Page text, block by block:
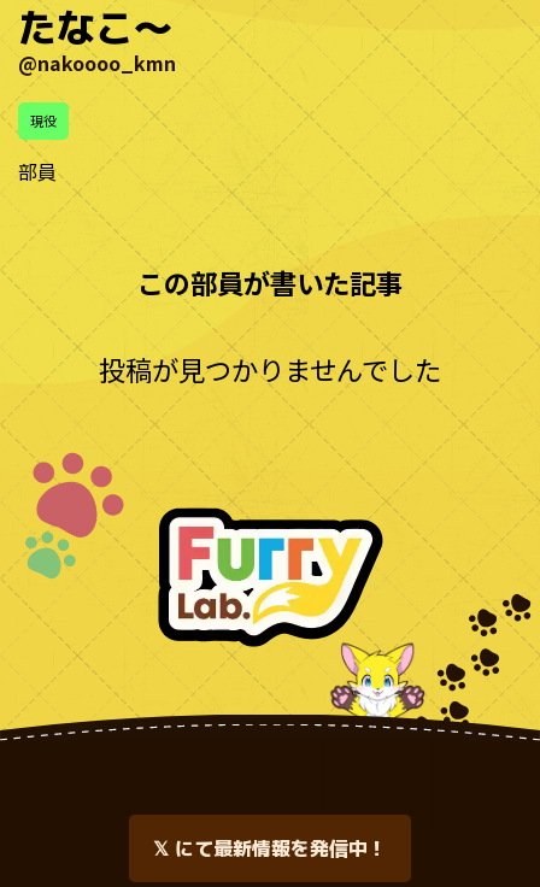
たなこ〜
@nakoooo_kmn
現役
部員
この部員が書いた記事
投稿が見つかりませんでした
𝕏 にて最新情報を発信中！